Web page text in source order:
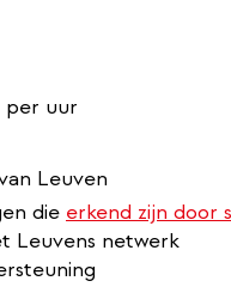
per uur
Leuven
die erkend zijn door
Leuvens netwerk